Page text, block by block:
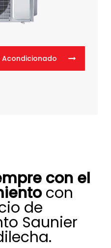
Acondicionado
con el
con
de
Saunier